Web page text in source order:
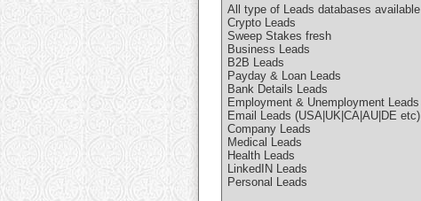
All type of Leads databases available
Crypto Leads
Sweep Stakes fresh
Business Leads
B2B Leads
Payday & Loan Leads
Bank Details Leads
Employment & Unemployment Leads
Email Leads (USA|UK|CA|AU|DE etc)
Company Leads
Medical Leads
Health Leads
LinkedIN Leads
Personal Leads